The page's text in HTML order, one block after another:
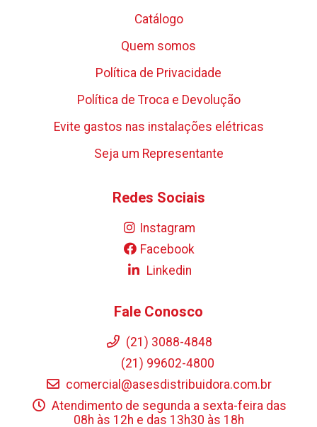
Catálogo
Quem somos
Política de Privacidade
Política de Troca e Devolução
Evite gastos nas instalações elétricas
Seja um Representante
Redes Sociais
Instagram
Facebook
Linkedin
Fale Conosco
(21) 3088-4848
(21) 99602-4800
comercial@asesdistribuidora.com.br
Atendimento de segunda a sexta-feira das
08h às 12h e das 13h30 às 18h